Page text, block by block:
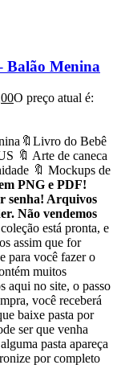
Balão Menina
O preço atual é:
do Bebê
🔖 Arte de caneca
🔖 Mockups de
PNG e PDF!
senha! Arquivos
Não vendemos
está pronta, e
assim que for
para você fazer o
muitos
aqui no site, o passo
você receberá
baixe pasta por
ser que venha
pasta apareça
por completo